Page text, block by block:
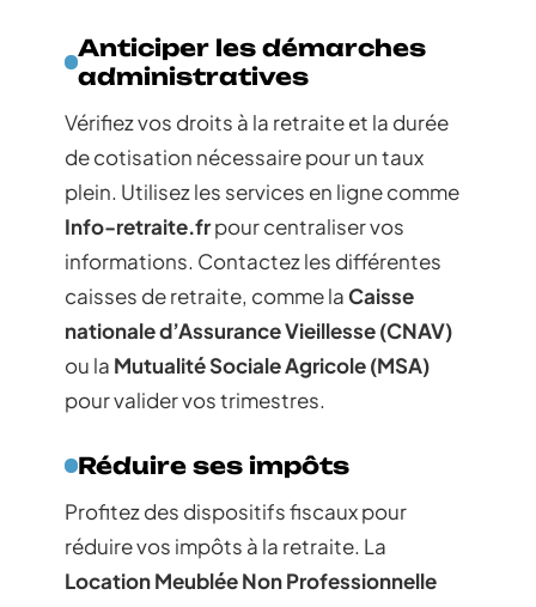
Anticiper les démarches
administratives
Vérifiez vos droits à la retraite et la durée
de cotisation nécessaire pour un taux
plein. Utilisez les services en ligne comme
Info-retraite.frpour centraliser vos
informations. Contactez les différentes
caisses de retraite, comme laCaisse
nationale d’Assurance Vieillesse (CNAV)
ou la Mutualité Sociale Agricole (MSA)
pour valider vos trimestres.
Réduire ses impôts
Profitez des dispositifs fiscaux pour
réduire vos impôts à la retraite. La
Location Meublée Non Professionnelle